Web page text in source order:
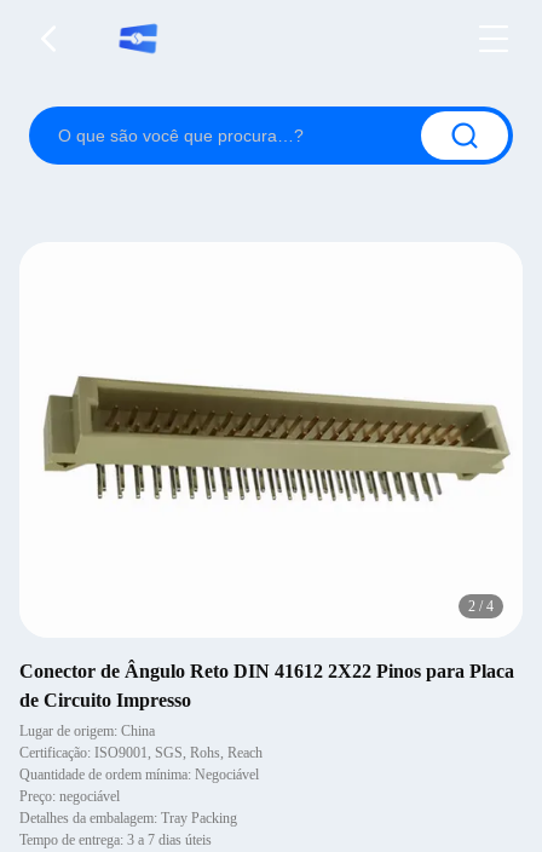
2 / 4
Conector de Ângulo Reto DIN 41612 2X22 Pinos para Placa
de Circuito Impresso
Lugar de origem: China
Certificação: ISO9001, SGS, Rohs, Reach
Quantidade de ordem mínima: Negociável
Preço: negociável
Detalhes da embalagem: Tray Packing
Tempo de entrega: 3 a 7 dias úteis